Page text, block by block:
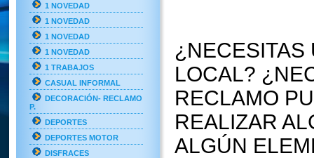
1 NOVEDAD
1 NOVEDAD
1 NOVEDAD
1 NOVEDAD
1 TRABAJOS
CASUAL INFORMAL
DECORACIÓN- RECLAMO
P.
DEPORTES
DEPORTES MOTOR
DISFRACES
¿NECESITAS
LOCAL?
RECLAMO
REALIZAR
ALGÚN